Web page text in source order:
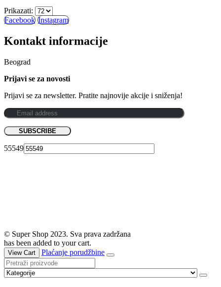
Prikazati:
Facebook Instagram
Kontakt informacije
Beograd
Prijavi se za novosti
Prijavi se za newsletter. Pratite najnovije akcije i sniženja!
55549
© Super Shop 2023. Sva prava zadržana
has been added to your cart.
View Cart Plaćanje porudžbine